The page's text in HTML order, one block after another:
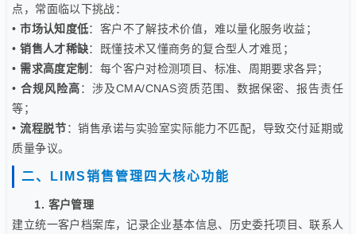
点，常面临以下挑战：
•市场认知度低：客户不了解技术价值，难以量化服务收益；
•销售人才稀缺：既懂技术又懂商务的复合型人才难觅；
• 需求高度定制 ：每个客户对检测项目、标准、周期要求各异；
• 合规风险高：涉及CMA/CNAS资质范围、数据保密、报告责任
等；
•流程脱节：销售承诺与实验室实际能力不匹配，导致交付延期或
质量争议。
二、LIMS销售管理四大核心功能
1. 客户管理
建立统一客户档案库，记录企业基本信息、历史委托项目、联系人